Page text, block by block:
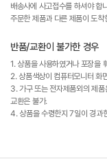
배송사에 사고접수를 하셔야 합
주문한 제품과 다른 제품이 도
반품/교환이 불가한 경우
1. 상품을 사용하였거나 포장을
2. 상품색상이 컴퓨터모니터 화
3. 가구 또는 전자제품외의 제
교환은 불가.
4. 상품을 수령한지 7일이 경과